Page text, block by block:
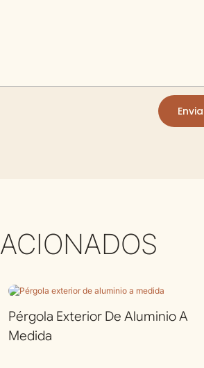
Pérgola Exterior De Aluminio A
Medida